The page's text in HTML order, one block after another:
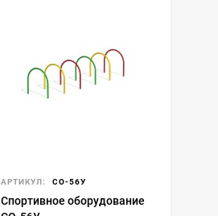
АРТИКУЛ: СО-56У
Спортивное оборудование